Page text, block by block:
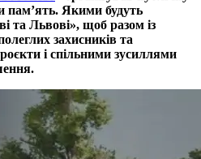
пам’ять. Якими будуть
та Львові», щоб разом із
захисників та
і спільними зусиллями